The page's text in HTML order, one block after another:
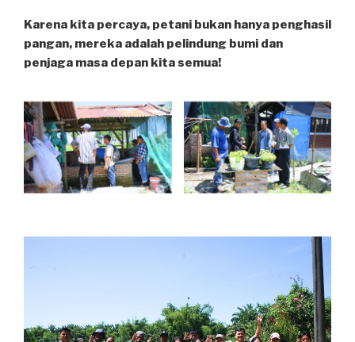
Karena kita percaya, petani bukan hanya penghasil
pangan, mereka adalah pelindung bumi dan
penjaga masa depan kita semua!